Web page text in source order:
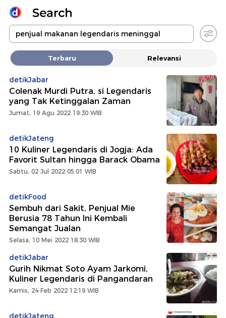
Yang sedang ramai dicari
Loading...
Promoted
Terakhir yang dicari
Terbaru Relevansi
detikJabar
Colenak Murdi Putra, si Legendaris
yang Tak Ketinggalan Zaman
Jumat, 19 Agu 2022 19:30 WIB
detikJateng
10 Kuliner Legendaris di Jogja: Ada
Favorit Sultan hingga Barack Obama
Sabtu, 02 Jul 2022 05:01 WIB
detikFood
Sembuh dari Sakit, Penjual Mie
Berusia 78 Tahun Ini Kembali
Semangat Jualan
Selasa, 10 Mei 2022 18:30 WIB
detikJabar
Gurih Nikmat Soto Ayam Jarkomi,
Kuliner Legendaris di Pangandaran
Kamis, 24 Feb 2022 12:19 WIB
detikJateng